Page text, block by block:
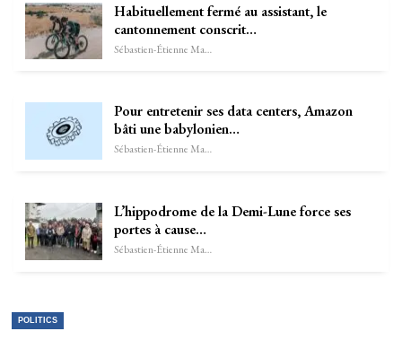
Habituellement fermé au assistant, le
cantonnement conscrit…
Sébastien-Étienne Marechal
Pour entretenir ses data centers, Amazon
bâti une babylonien…
Sébastien-Étienne Marechal
L’hippodrome de la Demi-Lune force ses
portes à cause…
Sébastien-Étienne Marechal
POLITICS